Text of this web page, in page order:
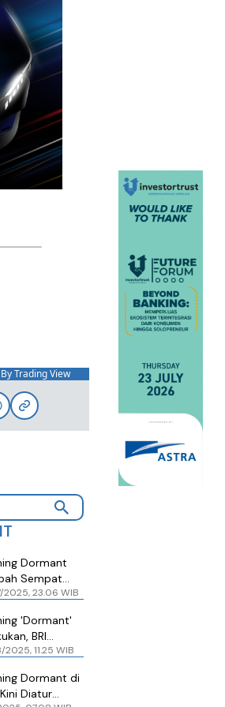
Trading View
Dormant
Sempat
Kembali
23.06 WIB
'Dormant'
BRI
Dana Aman
11.25 WIB
Dormant di
Diatur